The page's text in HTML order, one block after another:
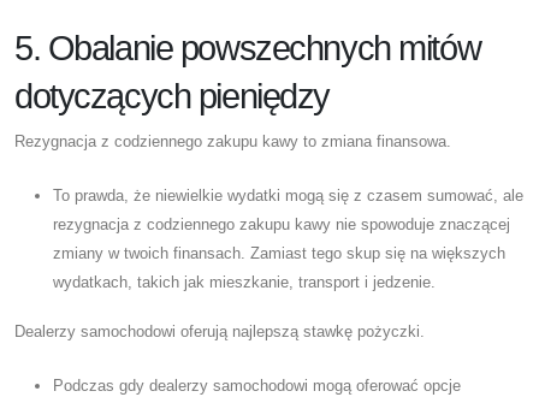
5. Obalanie powszechnych mitów
dotyczących pieniędzy
Rezygnacja z codziennego zakupu kawy to zmiana finansowa.
To prawda, że ​​niewielkie wydatki mogą się z czasem sumować, ale
rezygnacja z codziennego zakupu kawy nie spowoduje znaczącej
zmiany w twoich finansach. Zamiast tego skup się na większych
wydatkach, takich jak mieszkanie, transport i jedzenie.
Dealerzy samochodowi oferują najlepszą stawkę pożyczki.
Podczas gdy dealerzy samochodowi mogą oferować opcje